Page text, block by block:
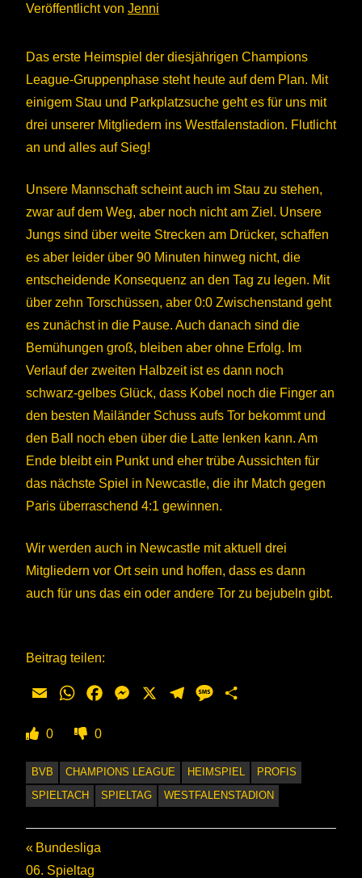
Veröffentlicht von Jenni
Das erste Heimspiel der diesjährigen Champions
League-Gruppenphase steht heute auf dem Plan. Mit
einigem Stau und Parkplatzsuche geht es für uns mit
drei unserer Mitgliedern ins Westfalenstadion. Flutlicht
an und alles auf Sieg!
Unsere Mannschaft scheint auch im Stau zu stehen,
zwar auf dem Weg, aber noch nicht am Ziel. Unsere
Jungs sind über weite Strecken am Drücker, schaffen
es aber leider über 90 Minuten hinweg nicht, die
entscheidende Konsequenz an den Tag zu legen. Mit
über zehn Torschüssen, aber 0:0 Zwischenstand geht
es zunächst in die Pause. Auch danach sind die
Bemühungen groß, bleiben aber ohne Erfolg. Im
Verlauf der zweiten Halbzeit ist es dann noch
schwarz-gelbes Glück, dass Kobel noch die Finger an
den besten Mailänder Schuss aufs Tor bekommt und
den Ball noch eben über die Latte lenken kann. Am
Ende bleibt ein Punkt und eher trübe Aussichten für
das nächste Spiel in Newcastle, die ihr Match gegen
Paris überraschend 4:1 gewinnen.
Wir werden auch in Newcastle mit aktuell drei
Mitgliedern vor Ort sein und hoffen, dass es dann
auch für uns das ein oder andere Tor zu bejubeln gibt.
Beitrag teilen:
Email WhatsAppFacebookMessengerTelegramMessage
0 0
BVB CHAMPIONS LEAGUE HEIMSPIEL
PROFIS
SPIELTACH
SPIELTAG WESTFALENSTADION
Beitragsnavigation
Vorheriger
Beitrag:
Bundesliga
06. Spieltag